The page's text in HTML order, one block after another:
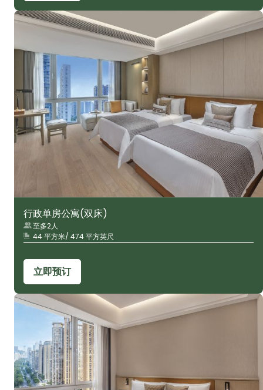
行政单房公寓(双床)
至多2人
44 平方米/ 474 平方英尺
立即预订